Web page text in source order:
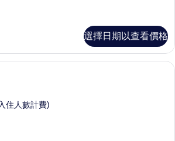
選擇日期以查看價格
客房內保險箱、書桌、遮光布/窗簾、
住人數計費)